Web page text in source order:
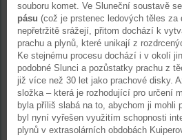
souboru komet. Ve Sluneční soustavě
pásu (což je prstenec ledových těles za
nepřetržitě srážejí, přitom dochází k
prachu a plynů, které unikají z
Ke stejnému procesu dochází i v okolí
podobné Slunci a pozůstatky prachu z
již více než 30 let jako prachové disky.
složka – která je rozhodující pro určení
byla příliš slabá na to, abychom ji mohli
byl nyní vyřešen využitím schopnosti
plynů v extrasolárních obdobách